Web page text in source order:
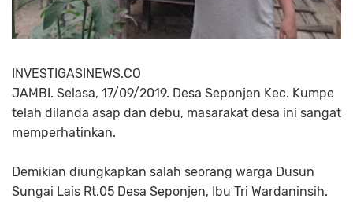
INVESTIGASINEWS.CO
JAMBI. Selasa, 17/09/2019. Desa Seponjen Kec. Kumpe
telah dilanda asap dan debu, masarakat desa ini sangat
memperhatinkan.
Demikian diungkapkan salah seorang warga Dusun
Sungai Lais Rt.05 Desa Seponjen, Ibu Tri Wardaninsih.